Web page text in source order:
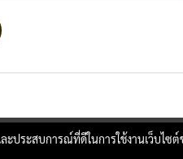
ประสบการณ์ที่ดีในการใช้งานเว็บไซ